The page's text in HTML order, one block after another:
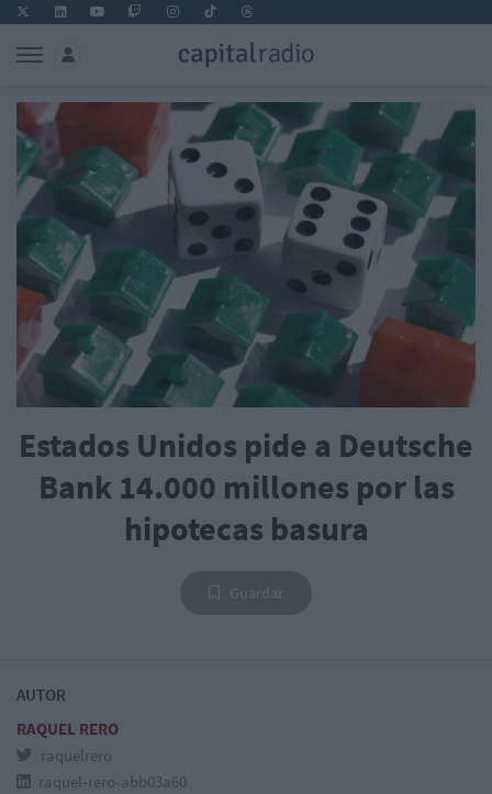
Estados Unidos pide a Deutsche
Bank 14.000 millones por las
hipotecas basura
AUTOR
RAQUEL RERO
raquelrero
raquel-rero-abb03a60